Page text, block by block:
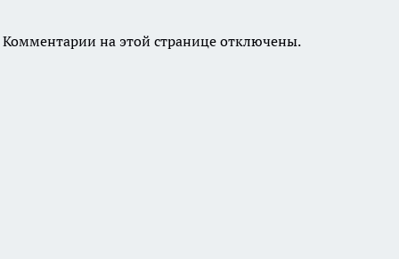
Комментарии на этой странице отключены.